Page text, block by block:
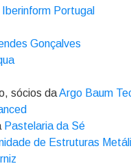
Iberinform Portugal
Gonçalves
sócios daArgo Baum
Pastelaria da Sé
de Estruturas